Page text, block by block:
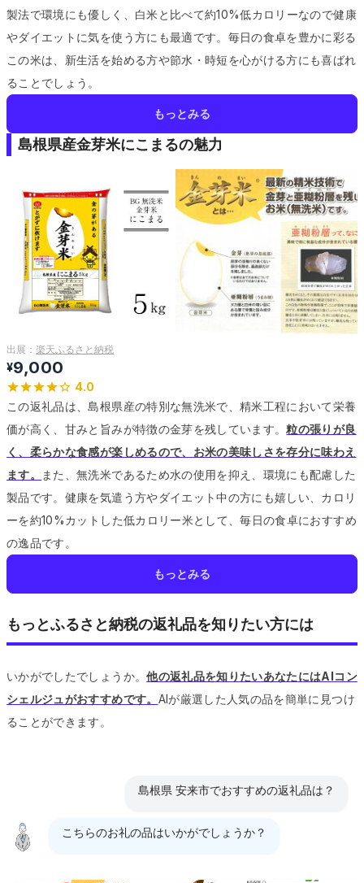
製法で環境にも優しく、白米と比べて約10%低カロリーなので健康
やダイエットに気を使う方にも最適です。 毎日の食卓を豊かに彩る
この米は、新生活を始める方や節水・時短を心がける方にも喜ばれ
ることでしょう。
もっとみる
島根県産金芽米にこまるの魅力
出展： 楽天ふるさと納税
¥9,000
4.0
この返礼品は、島根県産の特別な無洗米で、精米工程において栄養
価が高く、甘みと旨みが特徴の金芽を残しています。粒の張りが良
く、柔らかな食感が楽しめるので、お米の美味しさを存分に味わえ
ます。
また、無洗米であるため水の使用を抑え、環境にも配慮した
製品です。 健康を気遣う方やダイエット中の方にも嬉しい、カロリ
ーを約10%カットした低カロリー米として、毎日の食卓におすすめ
の逸品です。
もっとみる
もっとふるさと納税の返礼品を知りたい方には
いかがでしたでしょうか。他の返礼品を知りたいあなたにはAIコン
シェルジュがおすすめです。 AIが厳選した人気の品を簡単に見つけ
ることができます。
島根県 安来市でおすすめの返礼品は？
こちらのお礼の品はいかがでしょうか？